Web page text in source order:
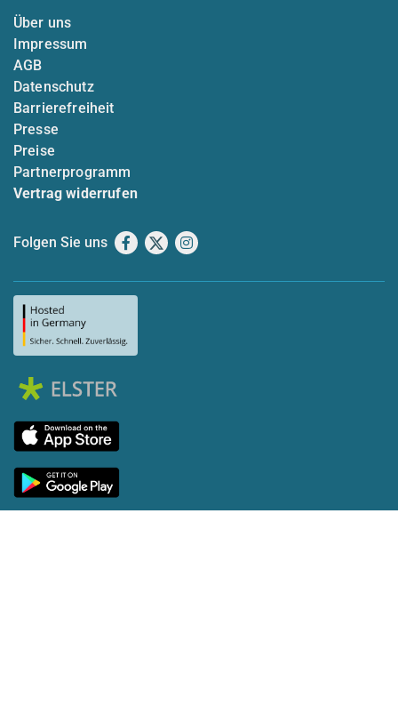
Über uns
Impressum
AGB
Datenschutz
Barrierefreiheit
Presse
Preise
Partnerprogramm
Vertrag widerrufen
Folgen Sie uns Facebook
X Instagram